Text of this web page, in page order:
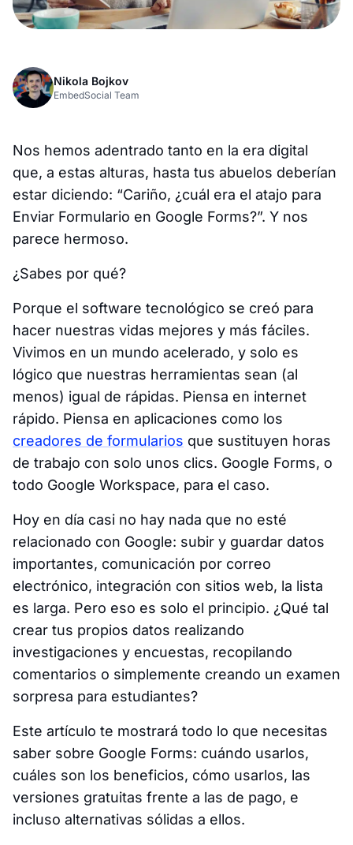
Nikola Bojkov
EmbedSocial Team
Nos hemos adentrado tanto en la era digital
que, a estas alturas, hasta tus abuelos deberían
estar diciendo: “Cariño, ¿cuál era el atajo para
Enviar Formulario en Google Forms?”. Y nos
parece hermoso.
¿Sabes por qué?
Porque el software tecnológico se creó para
hacer nuestras vidas mejores y más fáciles.
Vivimos en un mundo acelerado, y solo es
lógico que nuestras herramientas sean (al
menos) igual de rápidas. Piensa en internet
rápido. Piensa en aplicaciones como los
creadores de formularios que sustituyen horas
de trabajo con solo unos clics. Google Forms, o
todo Google Workspace, para el caso.
Hoy en día casi no hay nada que no esté
relacionado con Google: subir y guardar datos
importantes, comunicación por correo
electrónico, integración con sitios web, la lista
es larga. Pero eso es solo el principio. ¿Qué tal
crear tus propios datos realizando
investigaciones y encuestas, recopilando
comentarios o simplemente creando un examen
sorpresa para estudiantes?
Este artículo te mostrará todo lo que necesitas
saber sobre Google Forms: cuándo usarlos,
cuáles son los beneficios, cómo usarlos, las
versiones gratuitas frente a las de pago, e
incluso alternativas sólidas a ellos.